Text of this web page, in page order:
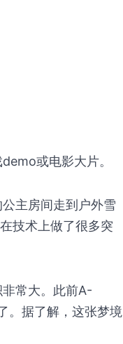
或电影大片。
主房间走到户外雪
技术上做了很多突
常大。此前A-
。据了解，这张梦境